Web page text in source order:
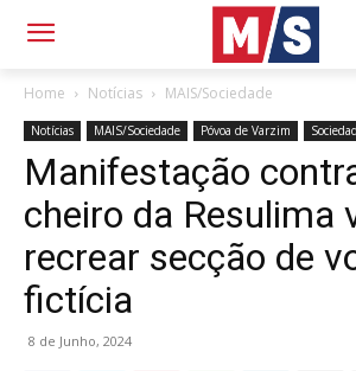
Home Notícias MAIS/Sociedade
Notícias MAIS/Sociedade Póvoa de Varzim
Manifestação
cheiro da Resulima
recrear secção de
fictícia
8 de Junho, 2024